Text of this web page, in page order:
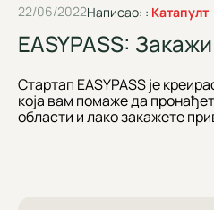
22/06/2022Написао: : Катапулт
EASYPASS:
Стартап EASYPASS је
која вам помаже да
области и лако закажете